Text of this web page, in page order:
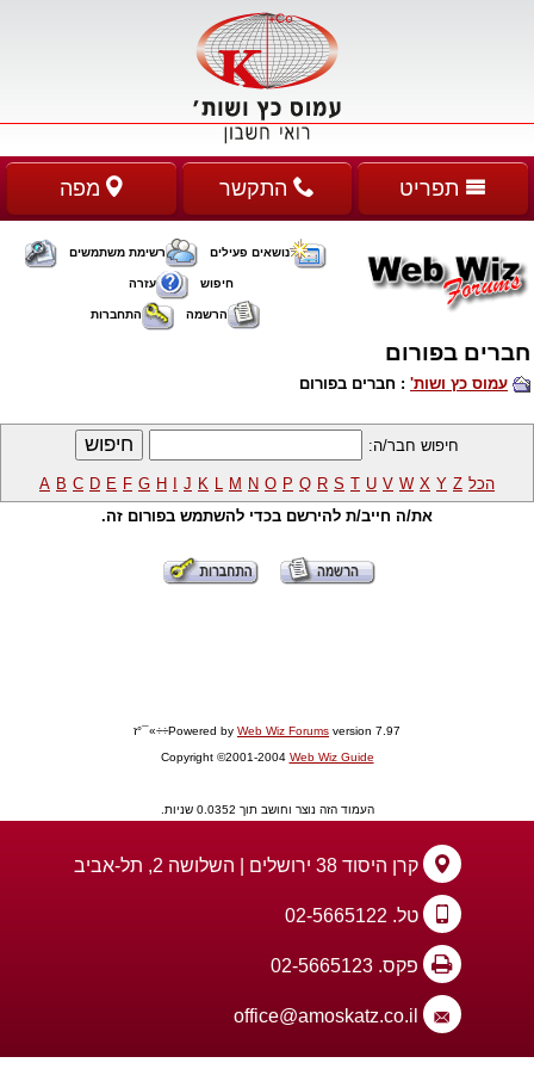
תפריט התקשר מפה
נושאים פעילים רשימת משתמשים
חיפוש עזרה
הרשמה התחברות
חברים בפורום
עמוס כץ ושות' : חברים בפורום
חיפוש חבר/ה:
הכל A B C D E F G H J K L M N O P Q R S T U V W X Y Z
את/ה חייב/ת להירשם בכדי להשתמש בפורום זה.
Powered by Web Wiz Forums version 7.97÷÷»¯°ז
Copyright ©2001-2004 Web Wiz Guide
העמוד הזה נוצר וחושב תוך 0.0352 שניות.
קרן היסוד 38 ירושלים | השלושה 2, תל-אביב
טל. 02-5665122
פקס. 02-5665123
office@amoskatz.co.il